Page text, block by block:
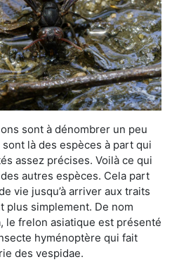
sont à dénombrer un peu
là des espèces à part qui
assez précises. Voilà ce qui
autres espèces. Cela part
vie jusqu’à arriver aux traits
plus simplement. De nom
le frelon asiatique est présenté
hyménoptère qui fait
des vespidae.